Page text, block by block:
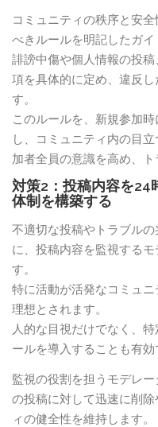
コミュニティの秩序と安
べきルールを明記したガイ
誹謗中傷や個人情報の投
項を具体的に定め、違反
す。
このルールを、新規参加
し、コミュニティ内の目
加者全員の意識を高め、ト
対策2：投稿内容を24
体制を構築する
不適切な投稿やトラブル
に、投稿内容を監視する
す。
特に活動が活発なコミュ
理想とされます。
人的な目視だけでなく、
ールを導入することも有効
監視の役割を担うモデレ
の投稿に対して迅速に削
ィの健全性を維持します。